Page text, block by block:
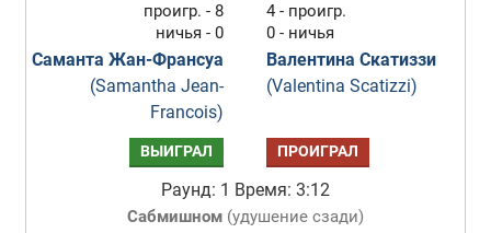
проигр. - 8
ничья - 0
Саманта Жан-Франсуа
(Samantha Jean-
Francois)
4 - проигр.
0 - ничья
Валентина Скатиззи
(Valentina Scatizzi)
ВЫИГРАЛ ПРОИГРАЛ
Раунд: 1 Время: 3:12
Сабмишном(удушение сзади)